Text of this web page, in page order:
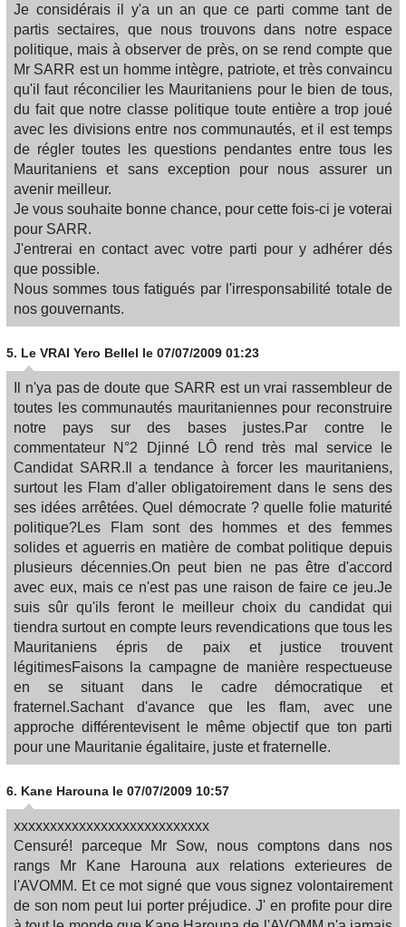
Je considérais il y'a un an que ce parti comme tant de
partis sectaires, que nous trouvons dans notre espace
politique, mais à observer de près, on se rend compte que
Mr SARR est un homme intègre, patriote, et très convaincu
qu'il faut réconcilier les Mauritaniens pour le bien de tous,
du fait que notre classe politique toute entière a trop joué
avec les divisions entre nos communautés, et il est temps
de régler toutes les questions pendantes entre tous les
Mauritaniens et sans exception pour nous assurer un
avenir meilleur.
Je vous souhaite bonne chance, pour cette fois-ci je voterai
pour SARR.
J'entrerai en contact avec votre parti pour y adhérer dés
que possible.
Nous sommes tous fatigués par l'irresponsabilité totale de
nos gouvernants.
5. Le VRAI Yero Bellel le 07/07/2009 01:23
Il n'ya pas de doute que SARR est un vrai rassembleur de
toutes les communautés mauritaniennes pour reconstruire
notre pays sur des bases justes.Par contre le
commentateur N°2 Djinné LÔ rend très mal service le
Candidat SARR.Il a tendance à forcer les mauritaniens,
surtout les Flam d'aller obligatoirement dans le sens des
ses idées arrêtées. Quel démocrate ? quelle folie maturité
politique?Les Flam sont des hommes et des femmes
solides et aguerris en matière de combat politique depuis
plusieurs décennies.On peut bien ne pas être d'accord
avec eux, mais ce n'est pas une raison de faire ce jeu.Je
suis sûr qu'ils feront le meilleur choix du candidat qui
tiendra surtout en compte leurs revendications que tous les
Mauritaniens épris de paix et justice trouvent
légitimesFaisons la campagne de manière respectueuse
en se situant dans le cadre démocratique et
fraternel.Sachant d'avance que les flam, avec une
approche différentevisent le même objectif que ton parti
pour une Mauritanie égalitaire, juste et fraternelle.
6. Kane Harouna le 07/07/2009 10:57
xxxxxxxxxxxxxxxxxxxxxxxxxxx
Censuré! parceque Mr Sow, nous comptons dans nos
rangs Mr Kane Harouna aux relations exterieures de
l'AVOMM. Et ce mot signé que vous signez volontairement
de son nom peut lui porter préjudice. J' en profite pour dire